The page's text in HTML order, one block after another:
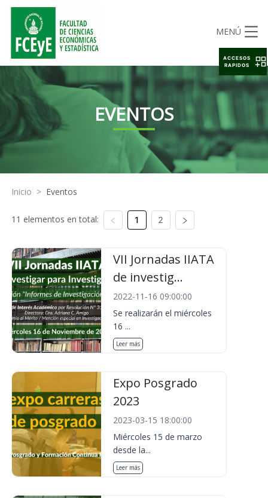
MENÚ
EVENTOS
Inicio > Eventos
11 elementos en total: 1 2
VII Jornadas IIATA
de investig...
2022-11-16 09:00:00
Se realizarán el miércoles
16 ...
Leer más
Expo Posgrado
2023
2023-03-15 18:00:00
Miércoles 15 de marzo
desde la...
Leer más
ACCESOS
RAPIDOS